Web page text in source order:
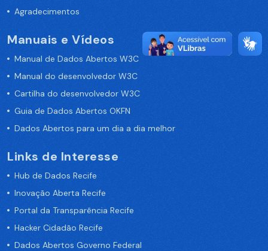
Agradecimentos
Manuais e Vídeos
Manual de Dados Abertos W3C
Manual do desenvolvedor W3C
Cartilha do desenvolvedor W3C
Guia de Dados Abertos OKFN
Dados Abertos para um dia a dia melhor
Links de Interesse
Hub de Dados Recife
Inovação Aberta Recife
Portal da Transparência Recife
Hacker Cidadão Recife
Dados Abertos Governo Federal